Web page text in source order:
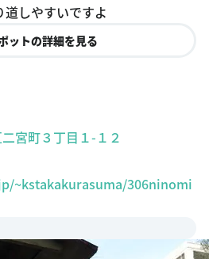
しやすいですよ
ットの詳細を見る
宮町３丁目１-１２
~kstakakurasuma/306ninomi